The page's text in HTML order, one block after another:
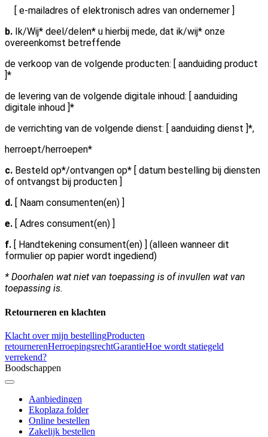
[ e-mailadres of elektronisch adres van ondernemer ]
b. Ik/Wij* deel/delen* u hierbij mede, dat ik/wij* onze
overeenkomst betreffende
de verkoop van de volgende producten: [ aanduiding product
]*
de levering van de volgende digitale inhoud: [ aanduiding
digitale inhoud ]*
de verrichting van de volgende dienst: [ aanduiding dienst ]*,
herroept/herroepen*
c. Besteld op*/ontvangen op* [ datum bestelling bij diensten
of ontvangst bij producten ]
d.
[ Naam consumenten(en) ]
e. [ Adres consument(en) ]
f. [ Handtekening consument(en) ] (alleen wanneer dit
formulier op papier wordt ingediend)
* Doorhalen wat niet van toepassing is of invullen wat van
toepassing is.
Retourneren en klachten
Klacht over mijn bestellingProducten
retournerenHerroepingsrechtGarantieHoe wordt statiegeld
verrekend?
Boodschappen
Aanbiedingen
Ekoplaza folder
Online bestellen
Zakelijk bestellen